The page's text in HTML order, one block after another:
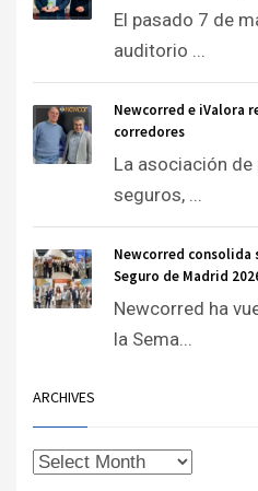
El pasado 7 de
auditorio ...
Newcorred e iValora
corredores
La asociación
seguros, ...
Newcorred consolida
Seguro de Madrid
Newcorred ha
la Sema...
ARCHIVES